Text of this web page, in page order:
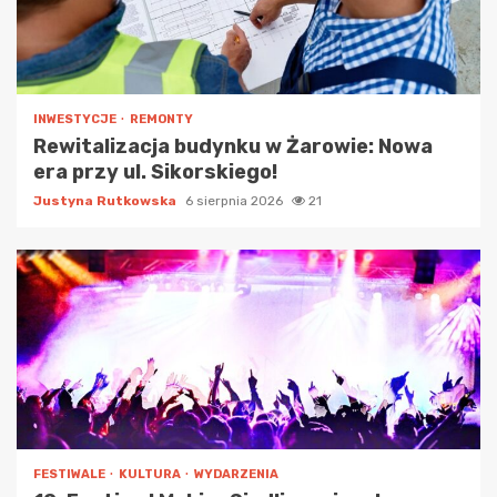
INWESTYCJE REMONTY
Rewitalizacja budynku w Żarowie: Nowa
era przy ul. Sikorskiego!
Justyna Rutkowska 6 sierpnia 2026 21
FESTIWALE KULTURA WYDARZENIA